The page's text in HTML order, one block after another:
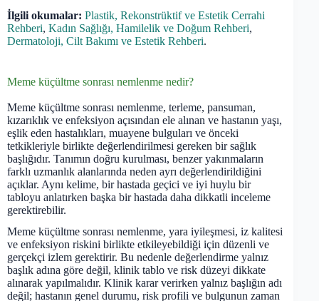
İlgili okumalar: Plastik, Rekonstrüktif ve Estetik Cerrahi
Rehberi, Kadın Sağlığı, Hamilelik ve Doğum Rehberi,
Dermatoloji, Cilt Bakımı ve Estetik Rehberi.
Meme küçültme sonrası nemlenme nedir?
Meme küçültme sonrası nemlenme, terleme, pansuman,
kızarıklık ve enfeksiyon açısından ele alınan ve hastanın yaşı,
eşlik eden hastalıkları, muayene bulguları ve önceki
tetkikleriyle birlikte değerlendirilmesi gereken bir sağlık
başlığıdır. Tanımın doğru kurulması, benzer yakınmaların
farklı uzmanlık alanlarında neden ayrı değerlendirildiğini
açıklar. Aynı kelime, bir hastada geçici ve iyi huylu bir
tabloyu anlatırken başka bir hastada daha dikkatli inceleme
gerektirebilir.
Meme küçültme sonrası nemlenme, yara iyileşmesi, iz kalitesi
ve enfeksiyon riskini birlikte etkileyebildiği için düzenli ve
gerçekçi izlem gerektirir. Bu nedenle değerlendirme yalnız
başlık adına göre değil, klinik tablo ve risk düzeyi dikkate
alınarak yapılmalıdır. Klinik karar verirken yalnız başlığın adı
değil; hastanın genel durumu, risk profili ve bulgunun zaman